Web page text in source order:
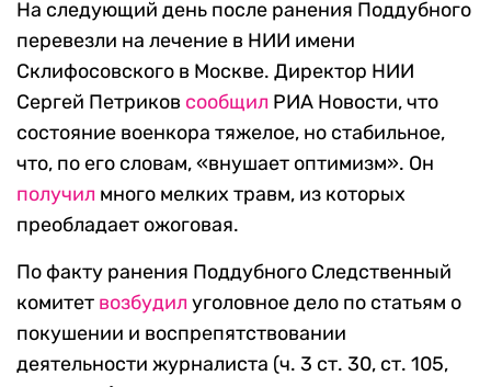
На следующий день после ранения Поддубного
перевезли на лечение в НИИ имени
Склифосовского в Москве. Директор НИИ
Сергей Петриков сообщил РИА Новости, что
состояние военкора тяжелое, но стабильное,
что, по его словам, «внушает оптимизм». Он
получил много мелких травм, из которых
преобладает ожоговая.
По факту ранения Поддубного Следственный
комитет возбудил уголовное дело по статьям о
покушении и воспрепятствовании
деятельности журналиста (ч. 3 ст. 30, ст. 105,